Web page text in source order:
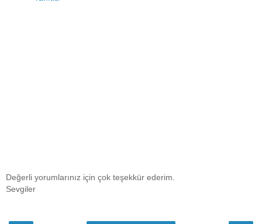
Değerli yorumlarınız için çok teşekkür ederim.
Sevgiler